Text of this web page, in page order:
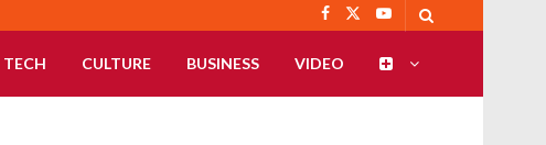
TECH CULTURE BUSINESS VIDEO